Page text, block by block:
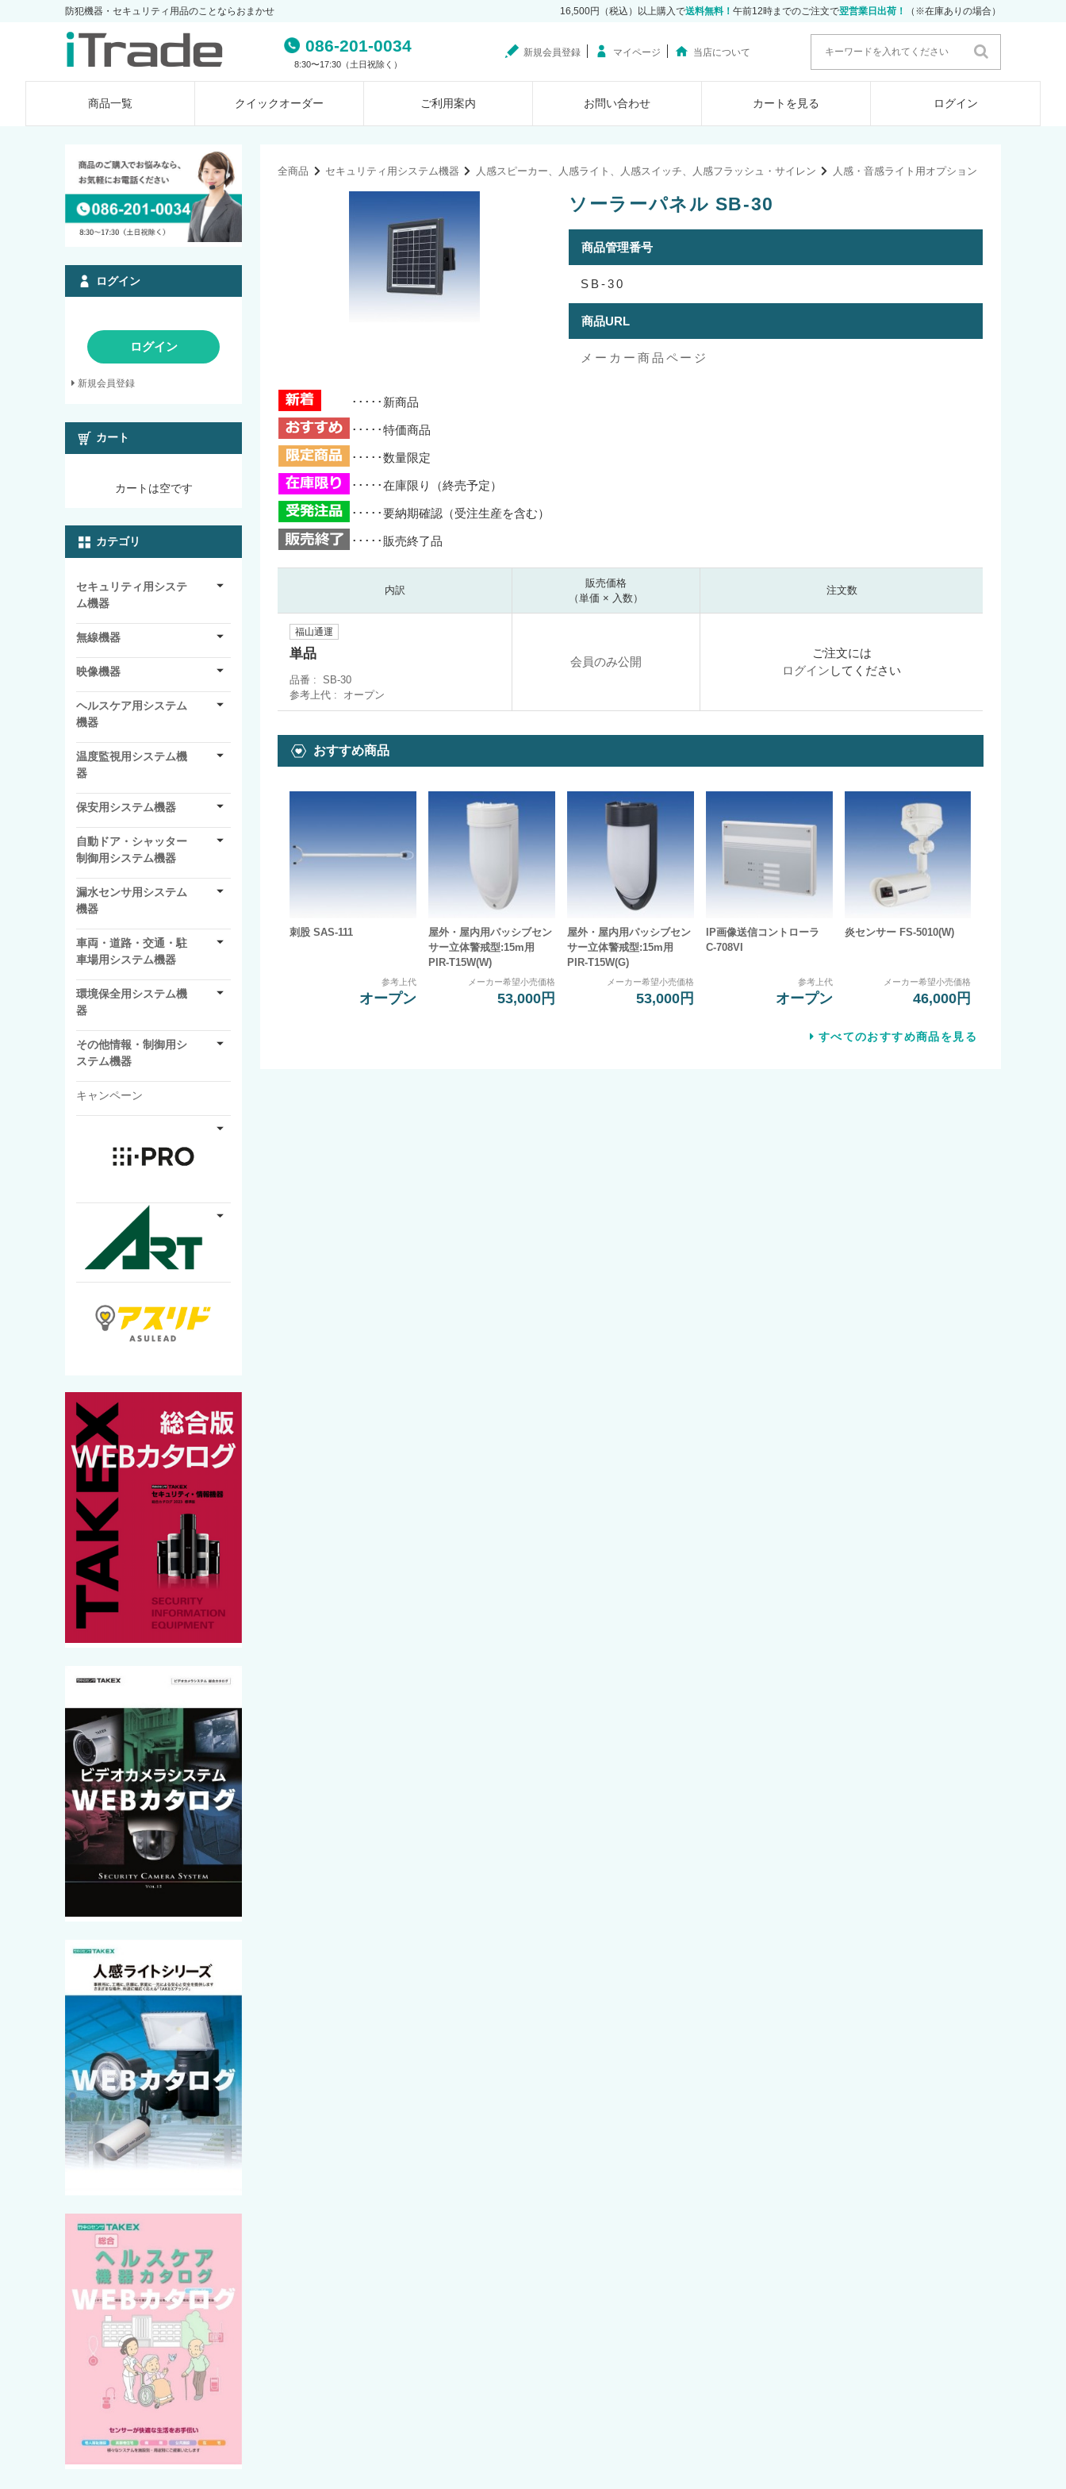
防犯機器・セキュリティ用品のことならおまかせ 16,500円（税込）以上購入で送料無料！ 午前12時までのご注文で翌営業日出荷！ （※在庫ありの場合）
086-201-0034
8:30〜17:30（土日祝除く）
新規会員登録 マイページ 当店について
商品一覧 クイックオーダー ご利用案内 お問い合わせ カートを見る ログイン
全商品 セキュリティ用システム機器 人感スピーカー、人感ライト、人感スイッチ、人感フラッシュ・サイレン 人感・音感ライト用オプション
ソーラーパネル SB-30
商品管理番号
SB-30
商品URL
メーカー商品ページ
･････新商品
･････特価商品
･････数量限定
･････在庫限り（終売予定）
･････要納期確認（受注生産を含む）
･････販売終了品
内訳
販売価格
（単価 × 入数）
注文数
福山通運
単品
品番
SB-30
参考上代
オープン
会員のみ公開
ご注文には
ログイン してください
おすすめ商品
刺股 SAS-111
参考上代
オープン
屋外・屋内用パッシブセン
サー立体警戒型:15m用
PIR-T15W(W)
メーカー希望小売価格
53,000円
屋外・屋内用パッシブセン
サー立体警戒型:15m用
PIR-T15W(G)
メーカー希望小売価格
53,000円
IP画像送信コントローラ
C-708VI
参考上代
オープン
炎センサー FS-5010(W)
メーカー希望小売価格
46,000円
すべてのおすすめ商品を見る
ログイン
ログイン
新規会員登録
カート
カートは空です
カテゴリ
セキュリティ用システ
ム機器
無線機器
映像機器
ヘルスケア用システム
機器
温度監視用システム機
器
保安用システム機器
自動ドア・シャッター
制御用システム機器
漏水センサ用システム
機器
車両・道路・交通・駐
車場用システム機器
環境保全用システム機
器
その他情報・制御用シ
ステム機器
キャンペーン